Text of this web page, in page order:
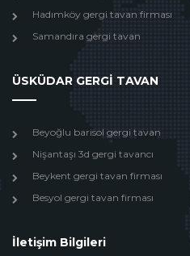
Hadımköy gergi tavan firması
Samandıra gergi tavan
ÜSKÜDAR GERGİ TAVAN
Beyoğlu barisol gergi tavan
Nişantaşı 3d gergi tavancı
Beykent gergi tavan firması
Besyol gergi tavan firması
İletişim Bilgileri